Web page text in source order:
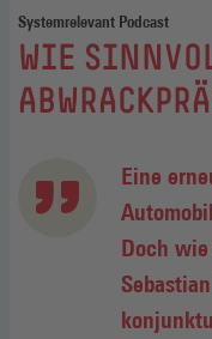
Systemrelevant Podcast
:
WIE
Eine
Doch